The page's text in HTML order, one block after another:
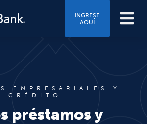
INGRESE
AQUÍ
EMPRESARIALES Y
CRÉDITO
préstamos y